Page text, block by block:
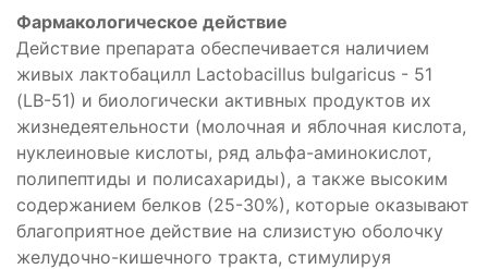
Фармакологическое действие
Действие препарата обеспечивается наличием
живых лактобацилл Lactobacillus bulgaricus - 51
(LB-51) и биологически активных продуктов их
жизнедеятельности (молочная и яблочная кислота,
нуклеиновые кислоты, ряд альфа-аминокислот,
полипептиды и полисахариды), а также высоким
содержанием белков (25-30%), которые оказывают
благоприятное действие на слизистую оболочку
желудочно-кишечного тракта, стимулируя